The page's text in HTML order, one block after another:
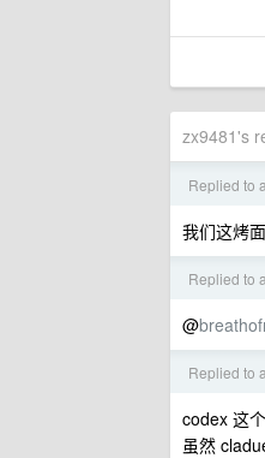
zx9481's
Replied to
我们这烤
Replied to
@
Replied to
codex 这
虽然